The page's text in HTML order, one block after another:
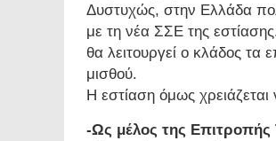
Δυστυχώς, στην Ελλάδα
με τη νέα ΣΣΕ της
θα λειτουργεί ο κλάδος
μισθού.
Η εστίαση όμως χρειάζεται
-Ως μέλος της Επιτροπής